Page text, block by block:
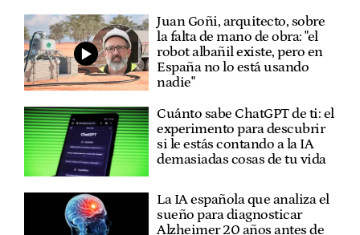
Juan Goñi, arquitecto, sobre
la falta de mano de obra: "el
robot albañil existe, pero en
España no lo está usando
nadie"
Cuánto sabe ChatGPT de ti: el
experimento para descubrir
si le estás contando a la IA
demasiadas cosas de tu vida
La IA española que analiza el
sueño para diagnosticar
Alzheimer 20 años antes de